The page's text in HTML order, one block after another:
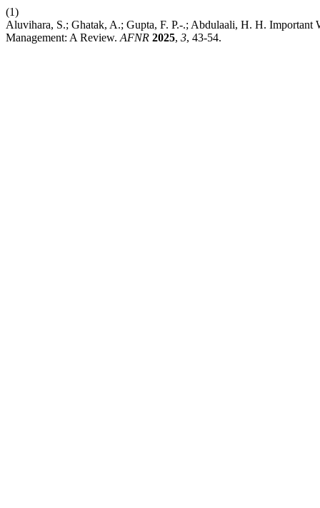
(1)
Aluvihara, S.; Ghatak, A.; Gupta, F. P.-.; Abdulaali, H. H. Important
Management: A Review. AFNR 2025, 3, 43-54.